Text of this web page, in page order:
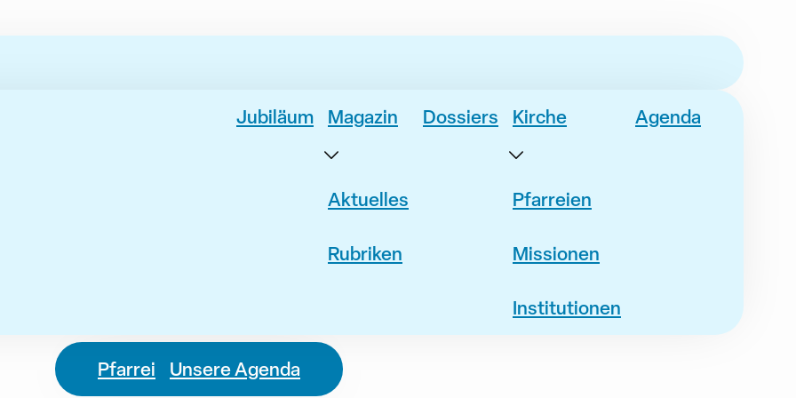
Jubiläum Magazin
Aktuelles
Rubriken
Dossiers Kirche
Pfarreien
Missionen
Institutionen
Agenda
Pfarrei Unsere Agenda